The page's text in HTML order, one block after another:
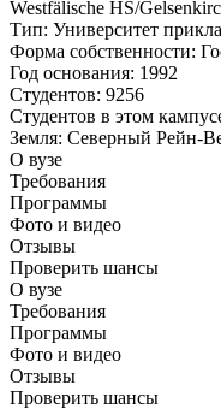
Тип: Университет
Форма собственности:
Год основания: 1992
Студентов: 9256
Студентов в этом
Земля: Северный Рейн-
О вузе
Требования
Программы
Фото и видео
Отзывы
Проверить шансы
О вузе
Требования
Программы
Фото и видео
Отзывы
Проверить шансы